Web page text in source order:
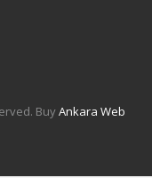
BuyAnkara Web